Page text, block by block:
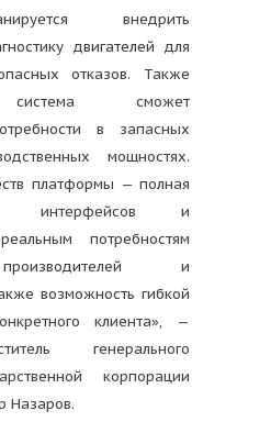
внедрить
двигателей для
отказов. Также
система сможет
в запасных
мощностях.
платформы — полная
интерфейсов и
потребностям
и
возможность гибкой
клиента», —
генерального
корпорации
Назаров.